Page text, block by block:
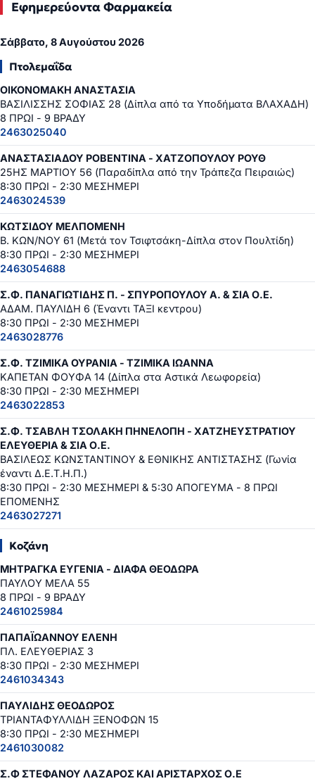
Εφημερεύοντα Φαρμακεία
Σάββατο, 8 Αυγούστου 2026
Πτολεμαΐδα
ΟΙΚΟΝΟΜΑΚΗ ΑΝΑΣΤΑΣΙΑ
ΒΑΣΙΛΙΣΣΗΣ ΣΟΦΙΑΣ 28 (Δίπλα από τα Υποδήματα ΒΛΑΧΑΔΗ)
8 ΠΡΩΙ - 9 ΒΡΑΔΥ
2463025040
ΑΝΑΣΤΑΣΙΑΔΟΥ ΡΟΒΕΝΤΙΝΑ - ΧΑΤΖΟΠΟΥΛΟΥ ΡΟΥΘ
25ΗΣ ΜΑΡΤΙΟΥ 56 (Παραδίπλα από την Τράπεζα Πειραιώς)
8:30 ΠΡΩΙ - 2:30 ΜΕΣΗΜΕΡΙ
2463024539
ΚΩΤΣΙΔΟΥ ΜΕΛΠΟΜΕΝΗ
Β. ΚΩΝ/ΝΟΥ 61 (Μετά τον Τσιφτσάκη-Δίπλα στον Πουλτίδη)
8:30 ΠΡΩΙ - 2:30 ΜΕΣΗΜΕΡΙ
2463054688
Σ.Φ. ΠΑΝΑΓΙΩΤΙΔΗΣ Π. - ΣΠΥΡΟΠΟΥΛΟΥ Α. & ΣΙΑ Ο.Ε.
ΑΔΑΜ. ΠΑΥΛΙΔΗ 6 (Έναντι ΤΑΞΙ κεντρου)
8:30 ΠΡΩΙ - 2:30 ΜΕΣΗΜΕΡΙ
2463028776
Σ.Φ. ΤΖΙΜΙΚΑ ΟΥΡΑΝΙΑ - ΤΖΙΜΙΚΑ ΙΩΑΝΝΑ
ΚΑΠΕΤΑΝ ΦΟΥΦΑ 14 (Δίπλα στα Αστικά Λεωφορεία)
8:30 ΠΡΩΙ - 2:30 ΜΕΣΗΜΕΡΙ
2463022853
Σ.Φ. ΤΣΑΒΛΗ ΤΣΟΛΑΚΗ ΠΗΝΕΛΟΠΗ - ΧΑΤΖΗΕΥΣΤΡΑΤΙΟΥ
ΕΛΕΥΘΕΡΙΑ & ΣΙΑ Ο.Ε.
ΒΑΣΙΛΕΩΣ ΚΩΝΣΤΑΝΤΙΝΟΥ & ΕΘΝΙΚΗΣ ΑΝΤΙΣΤΑΣΗΣ (Γωνία
έναντι Δ.Ε.Τ.Η.Π.)
8:30 ΠΡΩΙ - 2:30 ΜΕΣΗΜΕΡΙ & 5:30 ΑΠΟΓΕΥΜΑ - 8 ΠΡΩΙ
ΕΠΟΜΕΝΗΣ
2463027271
Κοζάνη
ΜΗΤΡΑΓΚΑ ΕΥΓΕΝΙΑ - ΔΙΑΦΑ ΘΕΟΔΩΡΑ
ΠΑΥΛΟΥ ΜΕΛΑ 55
8 ΠΡΩΙ - 9 ΒΡΑΔΥ
2461025984
ΠΑΠΑΪΩΑΝΝΟΥ ΕΛΕΝΗ
ΠΛ. ΕΛΕΥΘΕΡΙΑΣ 3
8:30 ΠΡΩΙ - 2:30 ΜΕΣΗΜΕΡΙ
2461034343
ΠΑΥΛΙΔΗΣ ΘΕΟΔΩΡΟΣ
ΤΡΙΑΝΤΑΦΥΛΛΙΔΗ ΞΕΝΟΦΩΝ 15
8:30 ΠΡΩΙ - 2:30 ΜΕΣΗΜΕΡΙ
2461030082
Σ.Φ ΣΤΕΦΑΝΟΥ ΛΑΖΑΡΟΣ ΚΑΙ ΑΡΙΣΤΑΡΧΟΣ Ο.Ε